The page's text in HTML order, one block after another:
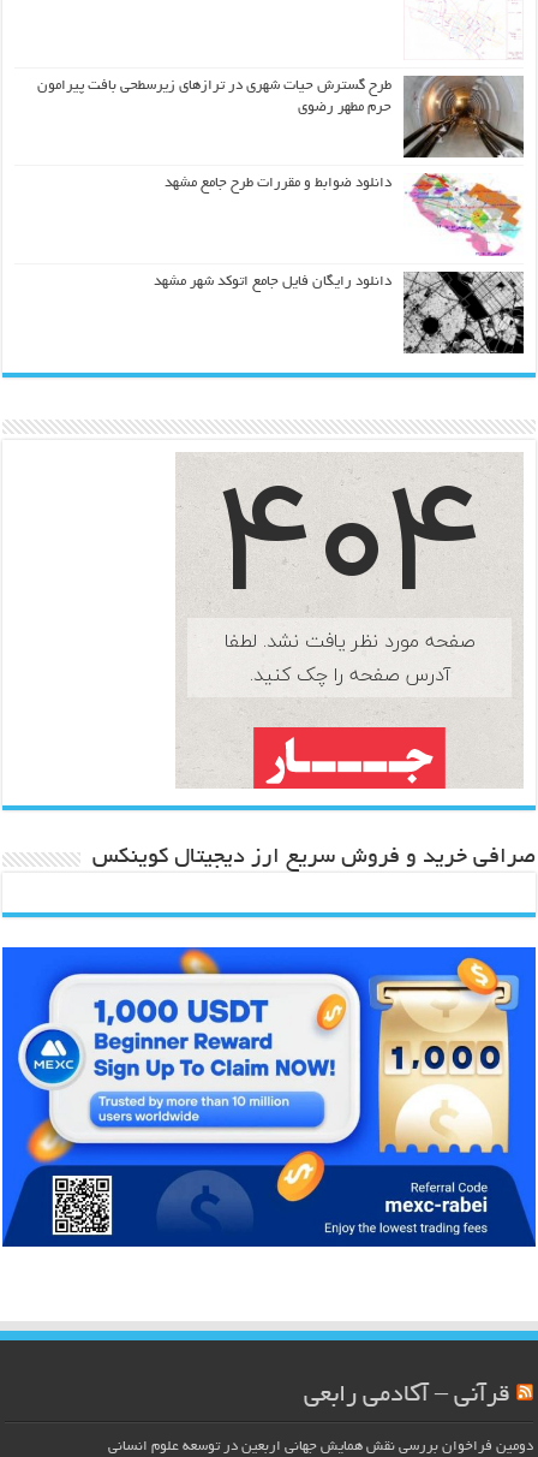
طرح گسترش حیات شهري در ترازهاي زیرسطحی بافت پیرامون
حرم مطهر رضوي
دانلود ضوابط و مقررات طرح جامع مشهد
دانلود رایگان فایل جامع اتوکد شهر مشهد
صرافی خرید و فروش سریع ارز دیجیتال کوینکس
قرآنی – آکادمی رابعی
دومین فراخوان بررسی نقش همایش جهانی اربعین در توسعه علوم انسانی